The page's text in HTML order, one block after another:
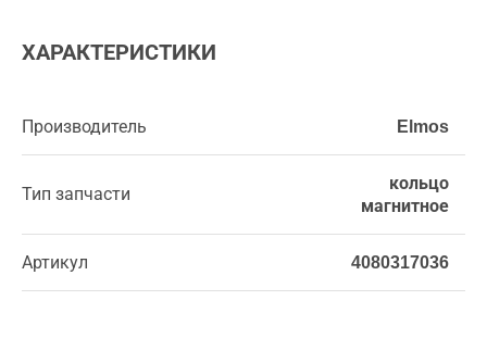
ХАРАКТЕРИСТИКИ
Производитель Elmos
Тип запчасти
кольцо
магнитное
Артикул 4080317036